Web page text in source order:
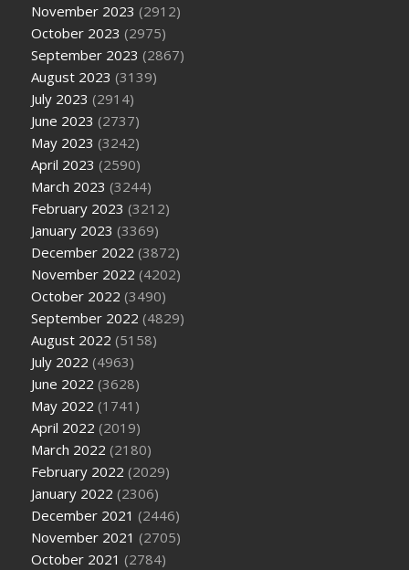
November 2023 (2912)
October 2023 (2975)
September 2023 (2867)
August 2023 (3139)
July 2023 (2914)
June 2023 (2737)
May 2023 (3242)
April 2023 (2590)
March 2023 (3244)
February 2023 (3212)
January 2023 (3369)
December 2022 (3872)
November 2022 (4202)
October 2022 (3490)
September 2022 (4829)
August 2022 (5158)
July 2022 (4963)
June 2022 (3628)
May 2022 (1741)
April 2022 (2019)
March 2022 (2180)
February 2022 (2029)
January 2022 (2306)
December 2021 (2446)
November 2021 (2705)
October 2021 (2784)